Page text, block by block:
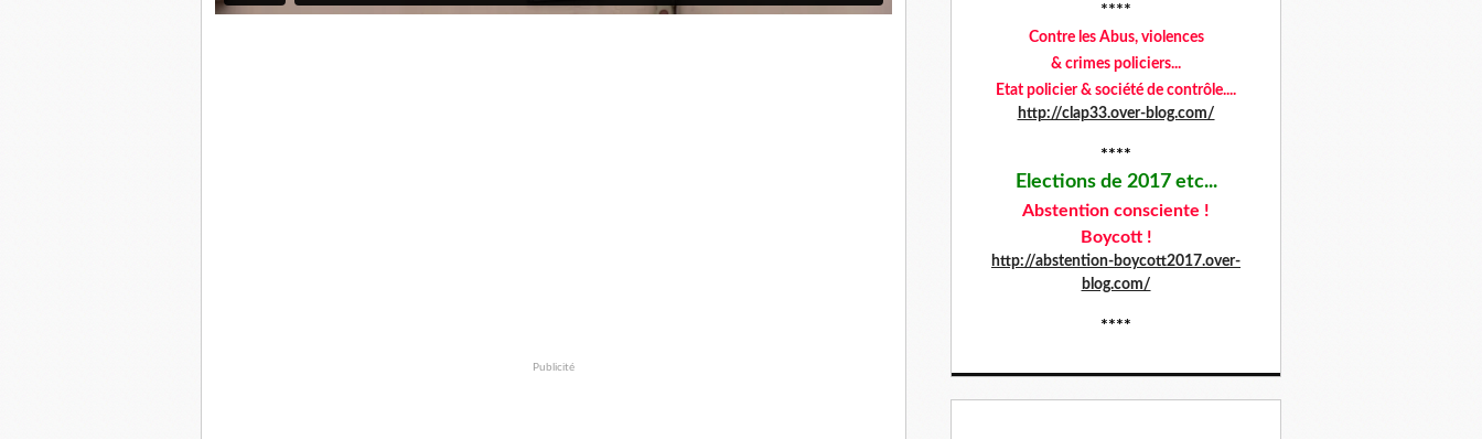
Publicité
****
Contre les Abus, violences
& crimes policiers...
Etat policier & société de contrôle....
http://clap33.over-blog.com/
****
Elections de 2017 etc...
Abstention consciente !
Boycott !
http://abstention-boycott2017.over-
blog.com/
****